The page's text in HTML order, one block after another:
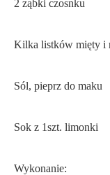
2 ząbki czosnku
Kilka listków mięty i
Sól, pieprz do maku
Sok z 1szt. limonki
Wykonanie: